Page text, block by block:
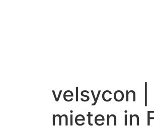
velsycon
mieten in